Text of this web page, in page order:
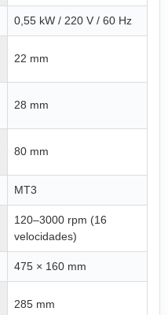
0,55 kW / 220 V / 60 Hz
22 mm
28 mm
80 mm
MT3
120–3000 rpm (16
velocidades)
475 × 160 mm
285 mm